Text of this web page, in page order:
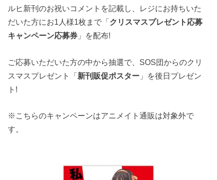
ルヒ新刊のお祝いコメントを記載し、レジにお持ちいた
だいた方にお1人様1枚まで「 クリスマスプレゼント応募
キャンペーン応募券 」を配布!
ご応募いただいた方の中から抽選で、SOS団からのクリ
スマスプレゼント「新刊販促ポスター 」を後日プレゼン
ト!
※こちらのキャンペーンはアニメイト通販は対象外で
す。